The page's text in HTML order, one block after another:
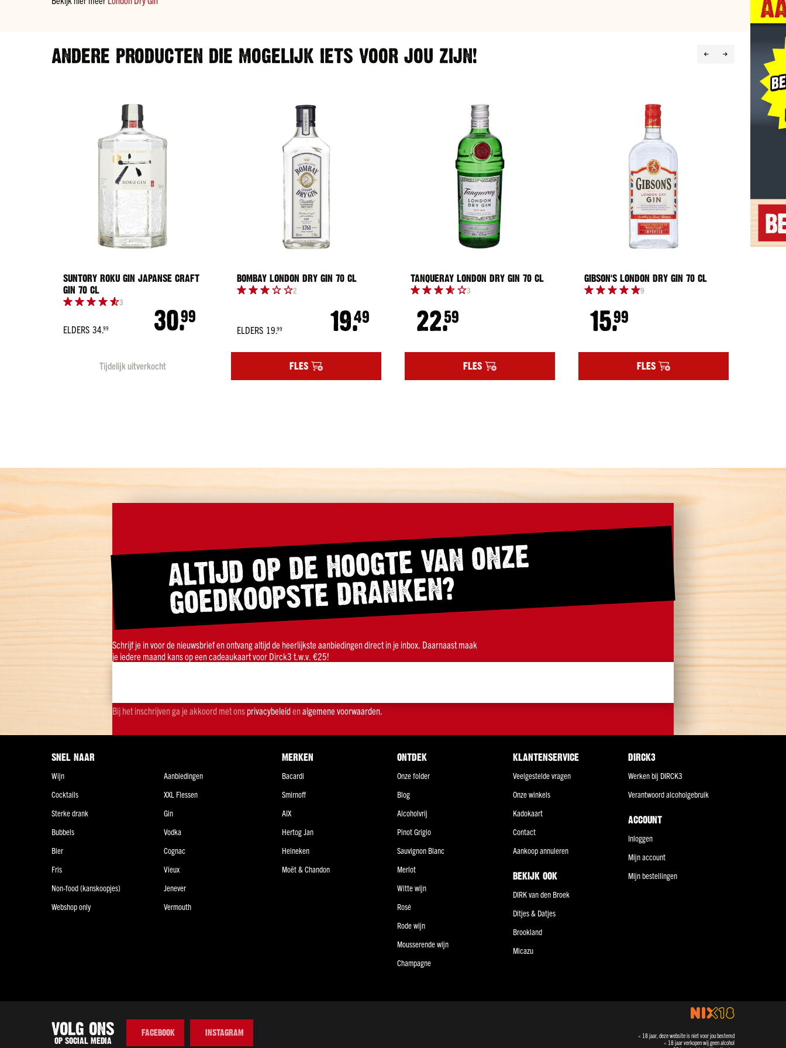
ANDERE PRODUCTEN DIE MOGELIJK IETS VOOR JOU ZIJN!
SUNTORY ROKU GIN JAPANSE CRAFT
GIN 70 CL
3
ELDERS 34.99 30.99
Tijdelijk uitverkocht
BOMBAY LONDON DRY GIN 70 CL
2
ELDERS
Price
19.99 19.49
FLES
TANQUERAY LONDON DRY GIN 70 CL
3
22.59
FLES
GIBSON'S LONDON DRY GIN 70 CL
9
15.99
FLES
ALTIJD OP DE HOOGTE VAN ONZE
GOEDKOOPSTE DRANKEN?
Schrijf je in voor de nieuwsbrief en ontvang altijd de heerlijkste aanbiedingen direct in je inbox. Daarnaast maak
je iedere maand kans op een cadeaukaart voor Dirck3 t.w.v. €25!
Bij het inschrijven ga je akkoord met ons privacybeleiden algemene voorwaarden.
SNEL NAAR
Wijn
Cocktails
Sterke drank
Bubbels
Bier
Fris
Non-food (kanskoopjes)
Webshop only
Aanbiedingen
XXL Flessen
Gin
Vodka
Cognac
Vieux
Jenever
Vermouth
MERKEN
Bacardi
Smirnoff
AIX
Hertog Jan
Heineken
Moët & Chandon
ONTDEK
Onze folder
Blog
Alcoholvrij
Pinot Grigio
Sauvignon Blanc
Merlot
Witte wijn
Rosé
Rode wijn
Mousserende wijn
Champagne
KLANTENSERVICE
Veelgestelde vragen
Onze winkels
Kadokaart
Contact
Aankoop annuleren
BEKIJK OOK
DIRK van den Broek
Ditjes & Datjes
Brookland
Micazu
DIRCK3
Werken bij DIRCK3
Verantwoord alcoholgebruik
ACCOUNT
Inloggen
Mijn account
Mijn bestellingen
VOLG ONS
OP SOCIAL MEDIA
FACEBOOK INSTAGRAM
< 18 jaar, deze website is niet voor jou bestemd
< 18 jaar verkopen wij geen alcohol